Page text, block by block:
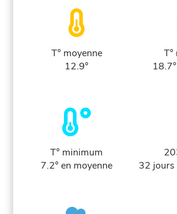
T° moyenne
12.9°
T° minimum
7.2° en moyenne
32 jours